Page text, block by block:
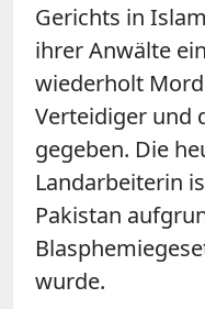
Gerichts in
ihrer Anwälte
wiederholt
Verteidiger und
gegeben. Die
Landarbeiterin
Pakistan
wurde.